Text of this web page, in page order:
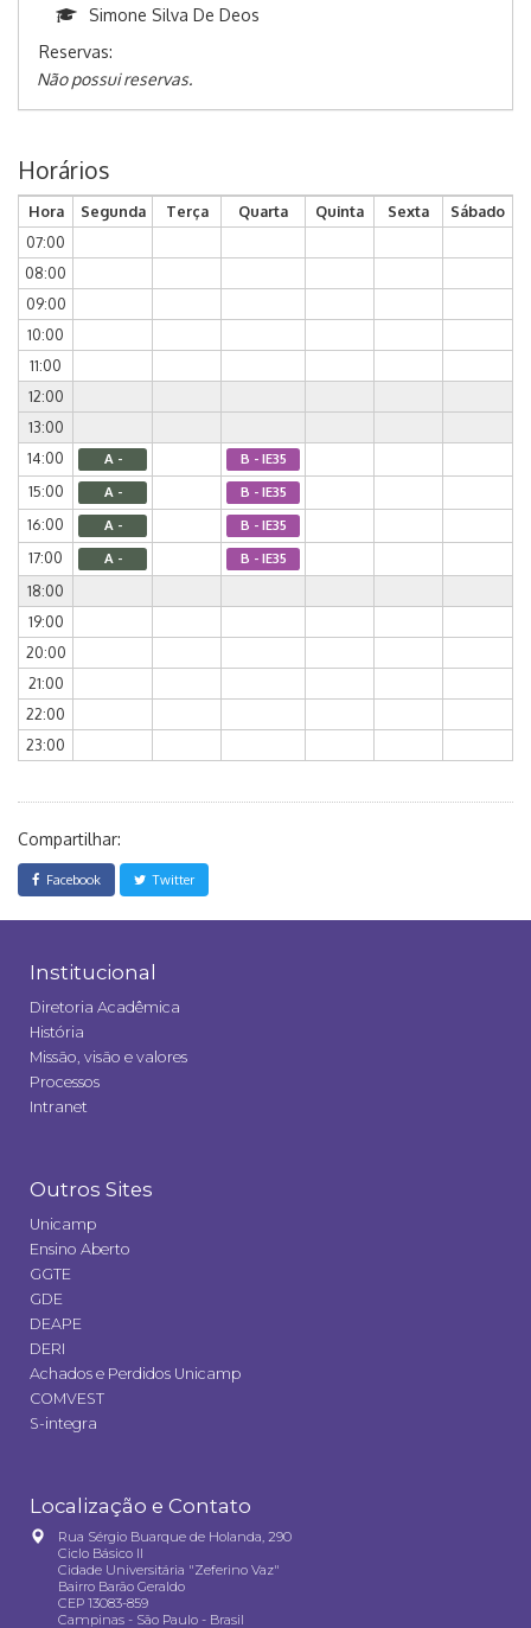
Simone Silva De Deos
Reservas:
Não possui reservas.
Horários
Hora Segunda Terça Quarta Quinta Sexta
Sábado
07:00
08:00
09:00
10:00
11:00
12:00
13:00
14:00
A - B - IE35
15:00 A - B - IE35
16:00 A - B - IE35
17:00 A - B - IE35
18:00
19:00
20:00
21:00
22:00
23:00
Compartilhar:
Facebook Twitter
Institucional
Diretoria Acadêmica
História
Missão, visão e valores
Processos
Intranet
Outros Sites
Unicamp
Ensino Aberto
GGTE
GDE
DEAPE
DERI
Achados e Perdidos Unicamp
COMVEST
S-integra
Localização e Contato
Rua Sérgio Buarque de Holanda, 290
Ciclo Básico II
Cidade Universitária "Zeferino Vaz"
Bairro Barão Geraldo
CEP 13083-859
Campinas - São Paulo - Brasil